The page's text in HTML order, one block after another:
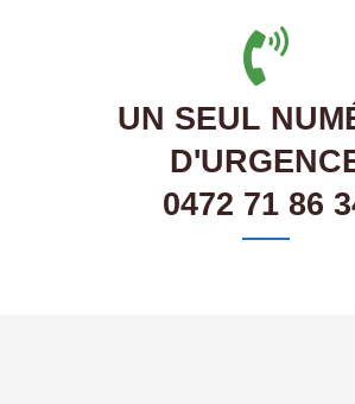
UN SEUL
0472 71 86